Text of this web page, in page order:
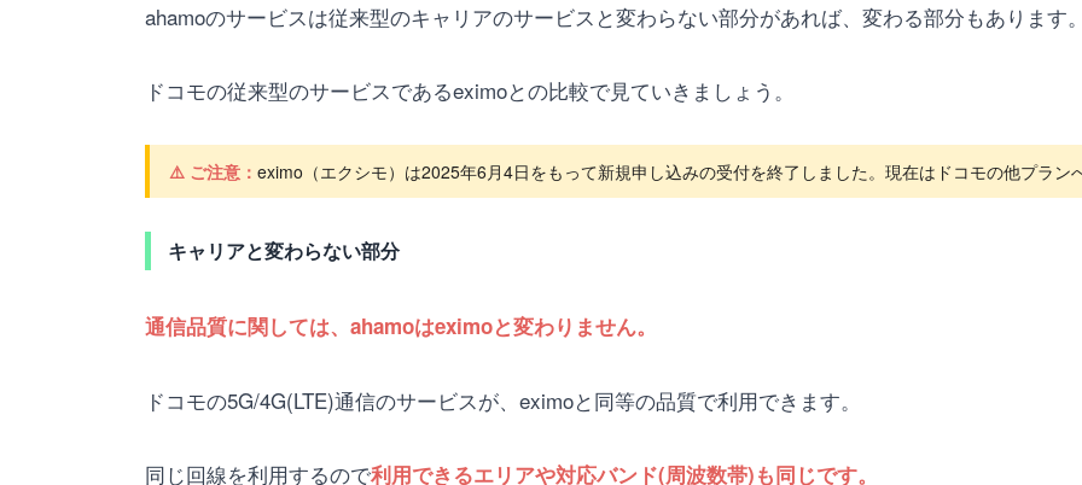
ahamoのサービスは従来型のキャリアのサービスと変わらない部分があれば、変わる部分もあります。
ドコモの従来型のサービスであるeximoとの比較で見ていきましょう。
⚠️ ご注意： eximo（エクシモ）は2025年6月4日をもって新規申し込みの受付を終了しました。現在はドコモの他プラン
キャリアと変わらない部分
通信品質に関しては、ahamoはeximoと変わりません。
ドコモの5G/4G(LTE)通信のサービスが、eximoと同等の品質で利用できます。
同じ回線を利用するので利用できるエリアや対応バンド(周波数帯)も同じです。